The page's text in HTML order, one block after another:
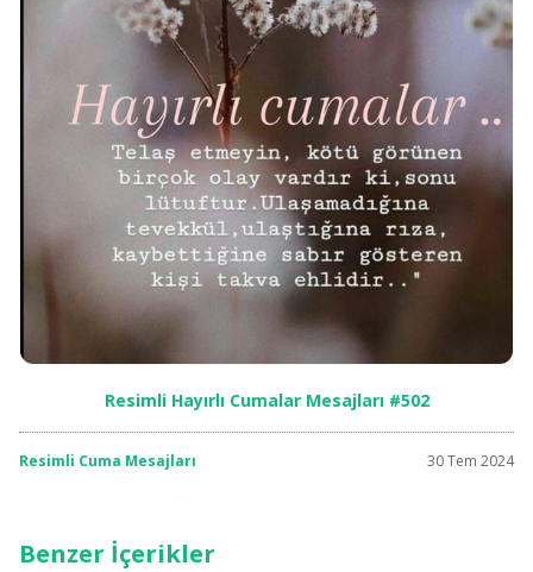
Resimli Hayırlı Cumalar Mesajları #502
Resimli Cuma Mesajları 30 Tem 2024
Benzer İçerikler